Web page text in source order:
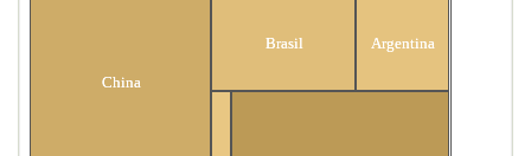
China
Brasil Argentina